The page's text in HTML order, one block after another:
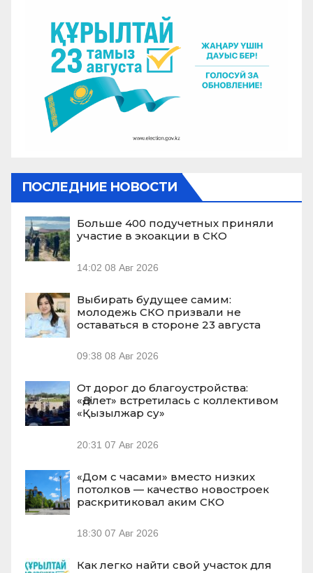
ПОСЛЕДНИЕ НОВОСТИ
Больше 400 подучетных приняли
участие в экоакции в СКО
14:02 08 Авг 2026
Выбирать будущее самим:
молодежь СКО призвали не
оставаться в стороне 23 августа
09:38 08 Авг 2026
От дорог до благоустройства:
«Әділет» встретилась с коллективом
«Қызылжар су»
20:31 07 Авг 2026
«Дом с часами» вместо низких
потолков — качество новостроек
раскритиковал аким СКО
18:30 07 Авг 2026
Как легко найти свой участок для